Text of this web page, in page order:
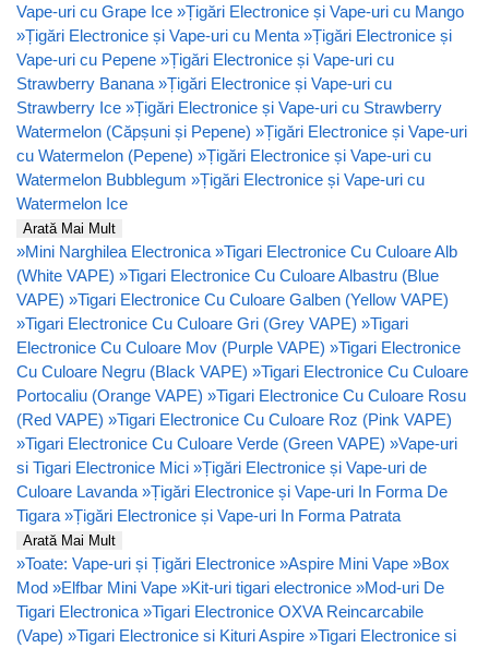
Vape-uri cu Grape Ice »Țigări Electronice și Vape-uri cu Mango
»Țigări Electronice și Vape-uri cu Menta »Țigări Electronice și
Vape-uri cu Pepene »Țigări Electronice și Vape-uri cu
Strawberry Banana »Țigări Electronice și Vape-uri cu
Strawberry Ice »Țigări Electronice și Vape-uri cu Strawberry
Watermelon (Căpșuni și Pepene) »Țigări Electronice și Vape-uri
cu Watermelon (Pepene) »Țigări Electronice și Vape-uri cu
Watermelon Bubblegum »Țigări Electronice și Vape-uri cu
Watermelon Ice
Arată Mai Mult
»Mini Narghilea Electronica »Tigari Electronice Cu Culoare Alb
(White VAPE) »Tigari Electronice Cu Culoare Albastru (Blue
VAPE) »Tigari Electronice Cu Culoare Galben (Yellow VAPE)
»Tigari Electronice Cu Culoare Gri (Grey VAPE) »Tigari
Electronice Cu Culoare Mov (Purple VAPE) »Tigari Electronice
Cu Culoare Negru (Black VAPE) »Tigari Electronice Cu Culoare
Portocaliu (Orange VAPE) »Tigari Electronice Cu Culoare Rosu
(Red VAPE) »Tigari Electronice Cu Culoare Roz (Pink VAPE)
»Tigari Electronice Cu Culoare Verde (Green VAPE) »Vape-uri
si Tigari Electronice Mici »Țigări Electronice și Vape-uri de
Culoare Lavanda »Țigări Electronice și Vape-uri In Forma De
Tigara »Țigări Electronice și Vape-uri In Forma Patrata
Arată Mai Mult
»Toate: Vape-uri și Țigări Electronice »Aspire Mini Vape »Box
Mod »Elfbar Mini Vape »Kit-uri tigari electronice »Mod-uri De
Tigari Electronica »Tigari Electronice OXVA Reincarcabile
(Vape) »Tigari Electronice si Kituri Aspire »Tigari Electronice si